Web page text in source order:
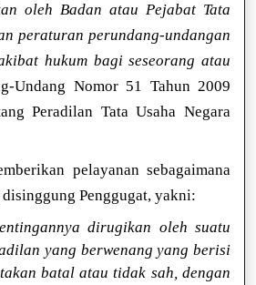
oleh Badan atau Pejabat Tata
peraturan perundang-undangan
hukum bagi seseorang atau
Undang Nomor 51 Tahun 2009
Peradilan Tata Usaha Negara
pelayanan sebagaimana
Penggugat, yakni:
dirugikan oleh suatu
yang berwenang yang berisi
batal atau tidak sah, dengan